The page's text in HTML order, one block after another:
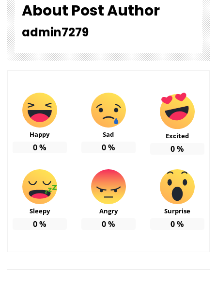
About Post Author
admin7279
Happy
0%
Sad
0%
Excited
0%
Sleepy
0%
Angry
0%
Surprise
0%